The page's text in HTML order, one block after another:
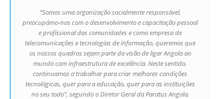
“Somos uma organização socialmente responsável,
preocupámo-nos com o desenvolvimento e capacitação pessoal
e profissional das comunidades e como empresa de
telecomunicações e tecnologias de informação, queremos que
os nossos quadros sejam parte da visão de ligar Angola ao
mundo com infraestrutura de excelência. Neste sentido,
continuamos a trabalhar para criar melhores condições
tecnológicas, quer para a educação, quer para as instituições
no seu todo”, segundo o Diretor Geral da Paratus Angola,